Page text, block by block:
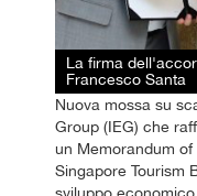
La firma
Francesco Santa
Nuova mossa su
Group (IEG) che
un Memorandum
Singapore Tourism